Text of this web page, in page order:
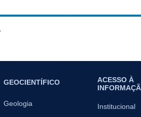
GEOCIENTÍFICO
Geologia
ACESSO À
Institucional